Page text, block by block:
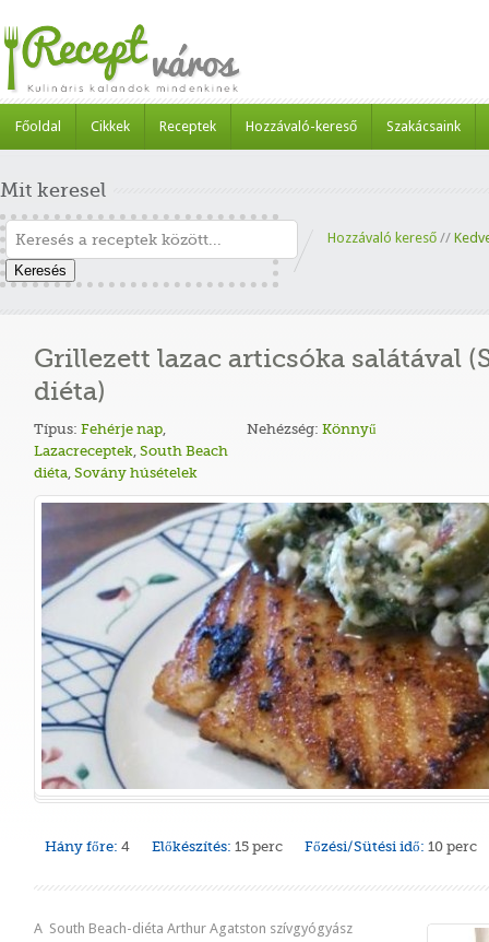
Főoldal Cikkek Receptek Hozzávaló-kereső Szakácsaink
Mit keresel
Keresés
Hozzávaló kereső //
Grillezett lazac articsóka salátával
diéta)
Típus: Fehérje nap,
Lazacreceptek, South Beach
diéta, Sovány húsételek
Nehézség: Könnyű
Hány főre: 4 Előkészítés: 15 perc Főzési/Sütési idő: 10 perc
A South Beach-diéta Arthur Agatston szívgyógyász